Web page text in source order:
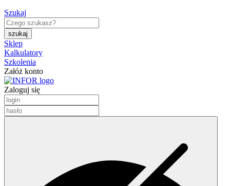
Szukaj
Sklep
Kalkulatory
Szkolenia
Załóż konto
Zaloguj się